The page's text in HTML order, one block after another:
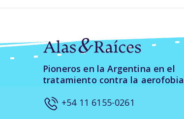
Pioneros en la Argentina en el
tratamiento contra la aerofobia
+54 11 6155-0261